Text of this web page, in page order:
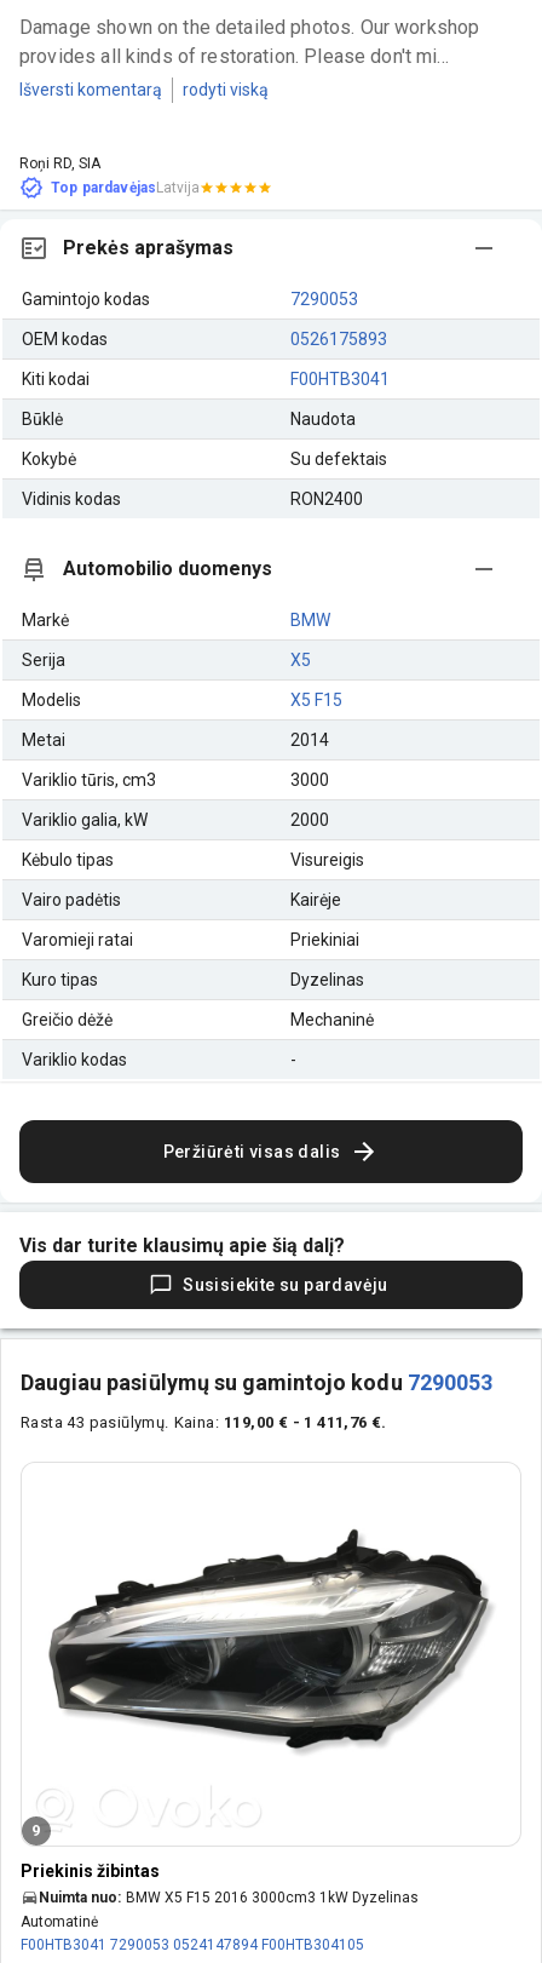
Damage shown on the detailed photos. Our workshop
provides all kinds of restoration. Please don't mi...
Išversti komentarą rodyti viską
Roņi RD, SIA
Top pardavėjasLatvija
Prekės aprašymas
Gamintojo kodas 7290053
OEM kodas 0526175893
Kiti kodai F00HTB3041
Būklė Naudota
Kokybė Su defektais
Vidinis kodas RON2400
Automobilio duomenys
Markė BMW
Serija X5
Modelis X5 F15
Metai 2014
Variklio tūris, cm3 3000
Variklio galia, kW 2000
Kėbulo tipas Visureigis
Vairo padėtis Kairėje
Varomieji ratai Priekiniai
Kuro tipas Dyzelinas
Greičio dėžė Mechaninė
Variklio kodas -
Peržiūrėti visas dalis
Vis dar turite klausimų apie šią dalį?
Susisiekite su pardavėju
Daugiau pasiūlymų su gamintojo kodu 7290053
Rasta 43 pasiūlymų. Kaina: 119,00 € - 1 411,76 €.
9
Priekinis žibintas
Nuimta nuo: BMW X5 F15 2016 3000cm3 1kW Dyzelinas
Automatinė
F00HTB3041 7290053 0524147894 F00HTB304105